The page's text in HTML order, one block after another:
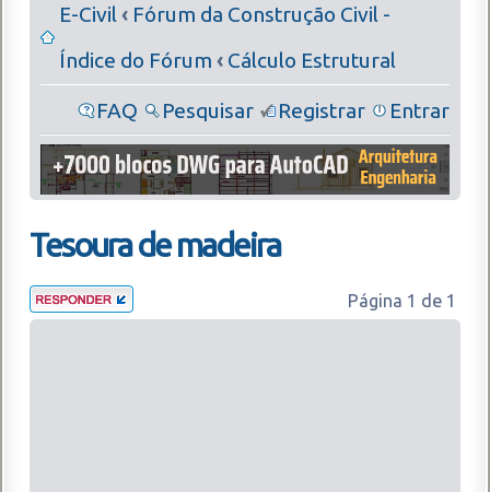
E-Civil‹ Fórum da Construção Civil -
Índice do Fórum ‹ Cálculo Estrutural
FAQ Pesquisar Registrar Entrar
Tesoura de madeira
Página 1 de 1